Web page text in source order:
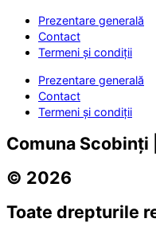
Prezentare generală
Contact
Termeni și condiții
Prezentare generală
Contact
Termeni și condiții
Comuna Scobinți
© 2026
Toate drepturile